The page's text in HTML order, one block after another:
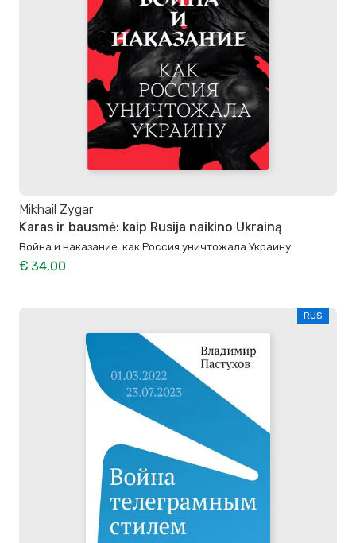
Mikhail Zygar
Karas ir bausmė: kaip Rusija naikino Ukrainą
Война и наказание: как Россия уничтожала Украину
€ 34,00
RUS